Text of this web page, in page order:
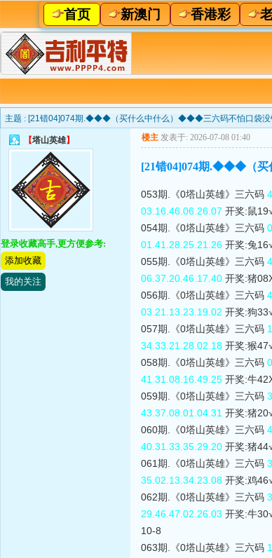
首页 新澳门 香港彩
主题 : [21错04]074期.◆◆◆（买什么中什么）◆◆◆三六码不怕口袋没
【塔山英雄】
登录收藏高手,更方便参考:
添加收藏
我的关注
楼主 发表于: 2026-07-08 01:40
[21错04]074期.◆◆◆（买
053期.《0塔山英雄》三六码
03.16.46.06.26.07 开奖:鼠
054期.《0塔山英雄》三六码
01.41.28.25.21.26 开奖:兔
055期.《0塔山英雄》三六码
06.37.20.46.17.40 开奖:猪
056期.《0塔山英雄》三六码
03.21.13.23.19.02 开奖:狗
057期.《0塔山英雄》三六码
34.33.21.28.02.18 开奖:猴
058期.《0塔山英雄》三六码
41.31.08.16.49.25 开奖:牛
059期.《0塔山英雄》三六码
43.37.08.01.04.31 开奖:猪
060期.《0塔山英雄》三六码
40.31.33.35.29.20 开奖:猪
061期.《0塔山英雄》三六码
35.02.13.34.23.08 开奖:鸡
062期.《0塔山英雄》三六码
29.46.47.02.26.03 开奖:牛
10-8
063期.《0塔山英雄》三六码